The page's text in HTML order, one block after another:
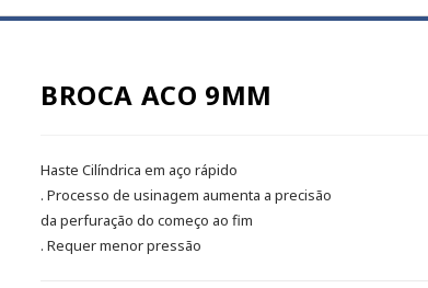
BROCA ACO 9MM
Haste Cilíndrica em aço rápido
. Processo de usinagem aumenta a precisão
da perfuração do começo ao fim
. Requer menor pressão